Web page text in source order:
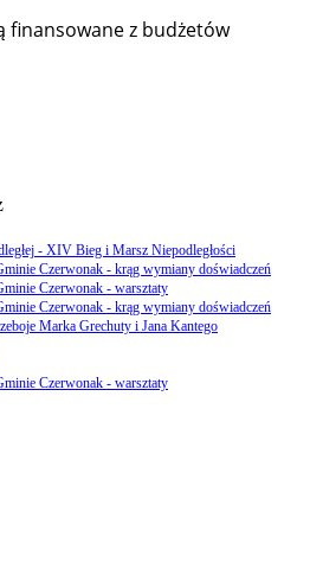
finansowane z budżetów
- XIV Bieg i Marsz Niepodległości
Czerwonak - krąg wymiany doświadczeń
Czerwonak - warsztaty
Czerwonak - krąg wymiany doświadczeń
Marka Grechuty i Jana Kantego
Czerwonak - warsztaty